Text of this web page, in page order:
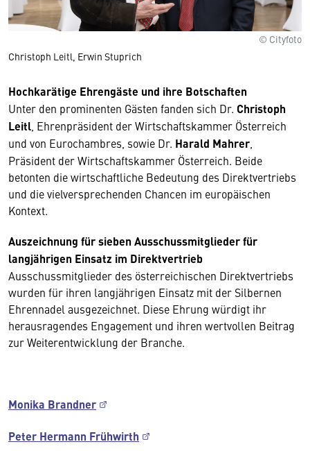
© Cityfoto
Christoph Leitl, Erwin Stuprich
Hochkarätige Ehrengäste und ihre Botschaften
Unter den prominenten Gästen fanden sich Dr. Christoph
Leitl , Ehrenpräsident der Wirtschaftskammer Österreich
und von Eurochambres, sowie Dr. Harald Mahrer
Präsident der Wirtschaftskammer Österreich. Beide
betonten die wirtschaftliche Bedeutung des Direktvertriebs
und die vielversprechenden Chancen im europäischen
Kontext.
Auszeichnung für sieben Ausschussmitglieder für
langjährigen Einsatz im Direktvertrieb
Ausschussmitglieder des österreichischen Direktvertriebs
wurden für ihren langjährigen Einsatz mit der Silbernen
Ehrennadel ausgezeichnet. Diese Ehrung würdigt ihr
herausragendes Engagement und ihren wertvollen Beitrag
zur Weiterentwicklung der Branche.
Monika Brandner
Peter Hermann Frühwirth